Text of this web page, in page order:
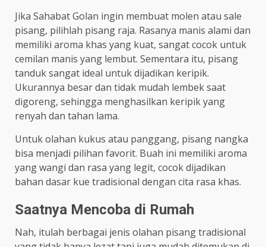
Jika Sahabat Golan ingin membuat molen atau sale
pisang, pilihlah pisang raja. Rasanya manis alami dan
memiliki aroma khas yang kuat, sangat cocok untuk
cemilan manis yang lembut. Sementara itu, pisang
tanduk sangat ideal untuk dijadikan keripik.
Ukurannya besar dan tidak mudah lembek saat
digoreng, sehingga menghasilkan keripik yang
renyah dan tahan lama.
Untuk olahan kukus atau panggang, pisang nangka
bisa menjadi pilihan favorit. Buah ini memiliki aroma
yang wangi dan rasa yang legit, cocok dijadikan
bahan dasar kue tradisional dengan cita rasa khas.
Saatnya Mencoba di Rumah
Nah, itulah berbagai jenis olahan pisang tradisional